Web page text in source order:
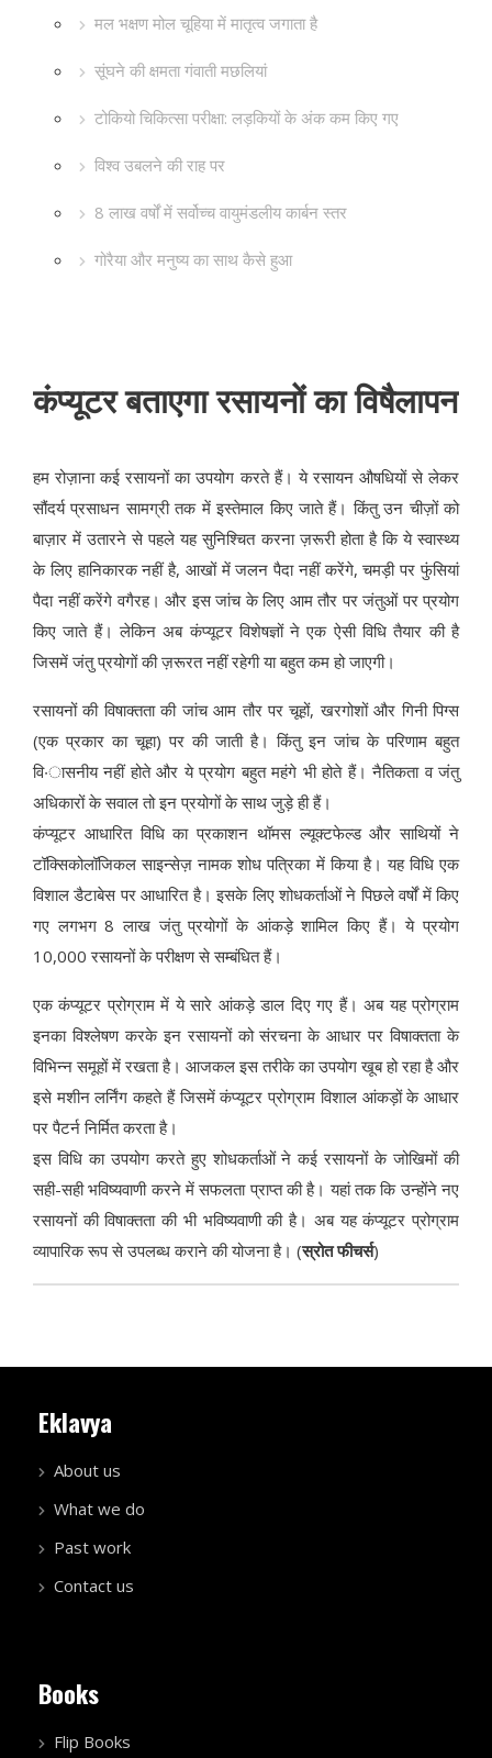
मल भक्षण मोल चूहिया में मातृत्व जगाता है
सूंघने की क्षमता गंवाती मछलियां
टोकियो चिकित्सा परीक्षा: लड़कियों के अंक कम किए गए
विश्व उबलने की राह पर
8 लाख वर्षों में सर्वोच्च वायुमंडलीय कार्बन स्तर
गोरैया और मनुष्य का साथ कैसे हुआ
कंप्यूटर बताएगा रसायनों का विषैलापन
हम रोज़ाना कई रसायनों का उपयोग करते हैं। ये रसायन औषधियों से लेकर
सौंदर्य प्रसाधन सामग्री तक में इस्तेमाल किए जाते हैं। किंतु उन चीज़ों को
बाज़ार में उतारने से पहले यह सुनिश्चित करना ज़रूरी होता है कि ये स्वास्थ्य
के लिए हानिकारक नहीं है, आखों में जलन पैदा नहीं करेंगे, चमड़ी पर फुंसियां
पैदा नहीं करेंगे वगैरह। और इस जांच के लिए आम तौर पर जंतुओं पर प्रयोग
किए जाते हैं। लेकिन अब कंप्यूटर विशेषज्ञों ने एक ऐसी विधि तैयार की है
जिसमें जंतु प्रयोगों की ज़रूरत नहीं रहेगी या बहुत कम हो जाएगी।
रसायनों की विषाक्तता की जांच आम तौर पर चूहों, खरगोशों और गिनी पिग्स
(एक प्रकार का चूहा) पर की जाती है। किंतु इन जांच के परिणाम बहुत
वि·ासनीय नहीं होते और ये प्रयोग बहुत महंगे भी होते हैं। नैतिकता व जंतु
अधिकारों के सवाल तो इन प्रयोगों के साथ जुड़े ही हैं।
कंप्यूटर आधारित विधि का प्रकाशन थॉमस ल्यूक्टफेल्ड और साथियों ने
टॉक्सिकोलॉजिकल साइन्सेज़ नामक शोध पत्रिका में किया है। यह विधि एक
विशाल डैटाबेस पर आधारित है। इसके लिए शोधकर्ताओं ने पिछले वर्षों में किए
गए लगभग 8 लाख जंतु प्रयोगों के आंकड़े शामिल किए हैं। ये प्रयोग
10,000 रसायनों के परीक्षण से सम्बंधित हैं।
एक कंप्यूटर प्रोग्राम में ये सारे आंकड़े डाल दिए गए हैं। अब यह प्रोग्राम
इनका विश्लेषण करके इन रसायनों को संरचना के आधार पर विषाक्तता के
विभिन्न समूहों में रखता है। आजकल इस तरीके का उपयोग खूब हो रहा है और
इसे मशीन लर्निंग कहते हैं जिसमें कंप्यूटर प्रोग्राम विशाल आंकड़ों के आधार
पर पैटर्न निर्मित करता है।
इस विधि का उपयोग करते हुए शोधकर्ताओं ने कई रसायनों के जोखिमों की
सही-सही भविष्यवाणी करने में सफलता प्राप्त की है। यहां तक कि उन्होंने नए
रसायनों की विषाक्तता की भी भविष्यवाणी की है। अब यह कंप्यूटर प्रोग्राम
व्यापारिक रूप से उपलब्ध कराने की योजना है। (स्रोत फीचर्स)
Eklavya
About us
What we do
Past work
Contact us
Books
Flip Books